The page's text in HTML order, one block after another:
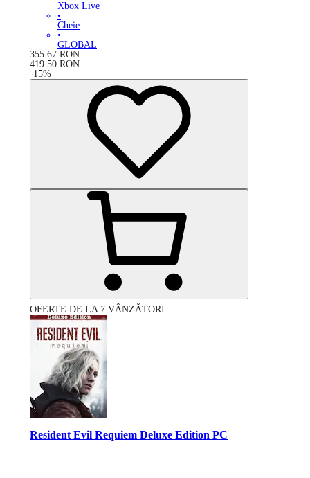
Xbox Live
•
Cheie
•
GLOBAL
355.67 RON
419.50 RON
-15%
OFERTE DE LA 7 VÂNZĂTORI
Resident Evil Requiem Deluxe Edition PC